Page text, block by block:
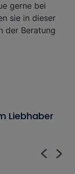
gerne bei
sie in dieser
der Beratung
Youtube.
um das Video
Liebhaber